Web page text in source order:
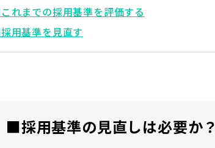
れまでの採用基準を評価する
用基準を見直す
■採用基準の見直しは必要か？